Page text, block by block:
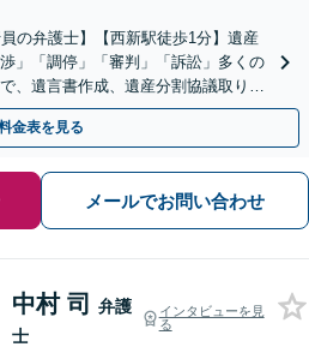
の弁護士】【西新駅徒歩1分】遺産
」「調停」「審判」「訴訟」多くの
、遺言書作成、遺産分割協議取り纏
業務も大歓迎です。
金表を見る
メールでお問い合わせ
中村 司
弁護
士
インタビューを見
る